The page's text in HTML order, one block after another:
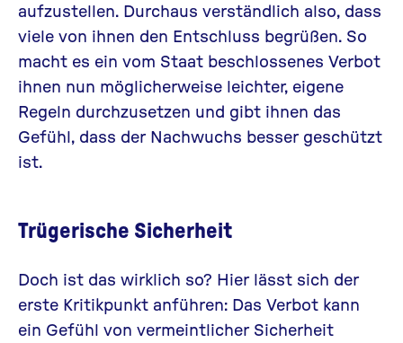
aufzustellen. Durchaus verständlich also, dass
viele von ihnen den Entschluss begrüßen. So
macht es ein vom Staat beschlossenes Verbot
ihnen nun möglicherweise leichter, eigene
Regeln durchzusetzen und gibt ihnen das
Gefühl, dass der Nachwuchs besser geschützt
ist.
Trügerische Sicherheit
Doch ist das wirklich so? Hier lässt sich der
erste Kritikpunkt anführen: Das Verbot kann
ein Gefühl von vermeintlicher Sicherheit